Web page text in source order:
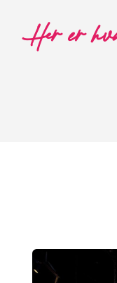
Her er